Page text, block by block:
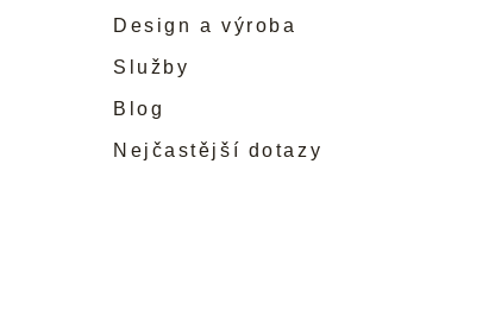
Design a výroba
Služby
Blog
Nejčastější dotazy